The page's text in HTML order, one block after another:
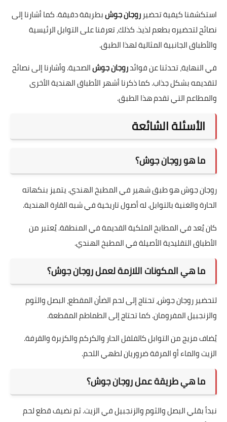
استكشفنا كيفية تحضيرروجان جوشبطريقة دقيقة. كما أشارنا إلى
نصائح لتحضيره بطعم لذيذ. كذلك، تعرفنا على التوابل الرئيسية
والأطباق الجانبية المثالية لهذا الطبق.
في النهاية، تحدثنا عن فوائدروجان جوشالصحية. وأشارنا إلى نصائح
لتقديمه بشكل جذاب. كما ذكرنا أشهر الأطباق الهندية الأخرى
والمطاعم التي تقدم هذا الطبق.
الأسئلة الشائعة
ما هو روجان جوش؟
روجان جوش هو طبق شهير في المطبخ الهندي. يتميز بنكهاته
الحارة والغنية بالتوابل. له أصول تاريخية في شبه القارة الهندية.
كان يُعد في المطابخ الملكية القديمة في المنطقة. يُعتبر من
الأطباق التقليدية الأصيلة في المطبخ الهندي.
ما هي المكونات اللازمة لعمل روجان جوش؟
لتحضير روجان جوش، تحتاج إلى لحم الضأن المقطع، البصل والثوم
والزنجبيل المفرومان. كما تحتاج إلى الطماطم المقطعة.
يُضاف مزيج من التوابل كالفلفل الحار والكركم والكزبرة والقرفة.
الزيت والماء أو المرقة ضروريان لطهي اللحم.
ما هي طريقة عمل روجان جوش؟
نبدأ بقلي البصل والثوم والزنجبيل في الزيت. ثم نضيف قطع لحم